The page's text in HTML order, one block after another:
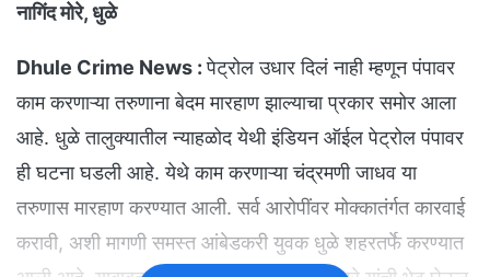
नागिंद मोरे, धुळे
Dhule Crime News :पेट्रोल उधार दिलं नाही म्हणून पंपावर
काम करणाऱ्या तरुणाना बेदम मारहाण झाल्याचा प्रकार समोर आला
आहे. धुळे तालुक्यातील न्याहळोद येथी इंडियन ऑईल पेट्रोल पंपावर
ही घटना घडली आहे. येथे काम करणाऱ्या चंद्रमणी जाधव या
तरुणास मारहाण करण्यात आली. सर्व आरोपींवर मोक्कातंर्गत कारवाई
करावी, अशी मागणी समस्त आंबेडकरी युवक धुळे शहरतर्फे करण्यात